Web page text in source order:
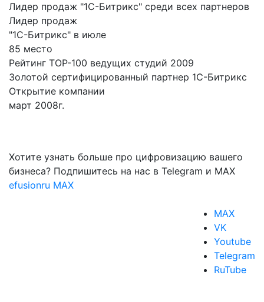
Лидер продаж "1С-Битрикс" среди всех партнеров
Лидер продаж
"1С-Битрикс" в июле
85 место
Рейтинг TOP-100 ведущих студий 2009
Золотой сертифицированный партнер 1С-Битрикс
Открытие компании
март 2008г.
Хотите узнать больше про цифровизацию вашего
бизнеса? Подпишитесь на нас в Telegram и MAX
efusionru MAX
MAX
VK
Youtube
Telegram
RuTube